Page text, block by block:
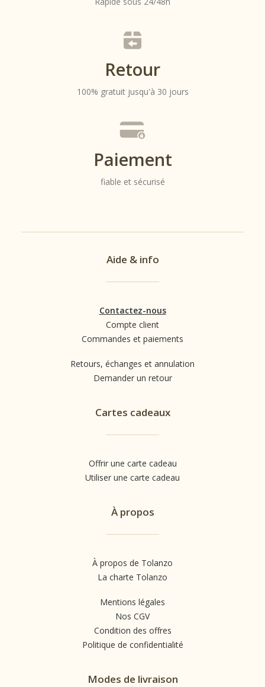
Retour
100% gratuit jusqu'à 30 jours
Paiement
fiable et sécurisé
Aide & info
Contactez-nous
Compte client
Commandes et paiements
Retours, échanges et annulation
Demander un retour
Cartes cadeaux
Offrir une carte cadeau
Utiliser une carte cadeau
À propos
À propos de Tolanzo
La charte Tolanzo
Mentions légales
Nos CGV
Condition des offres
Politique de confidentialité
Modes de livraison